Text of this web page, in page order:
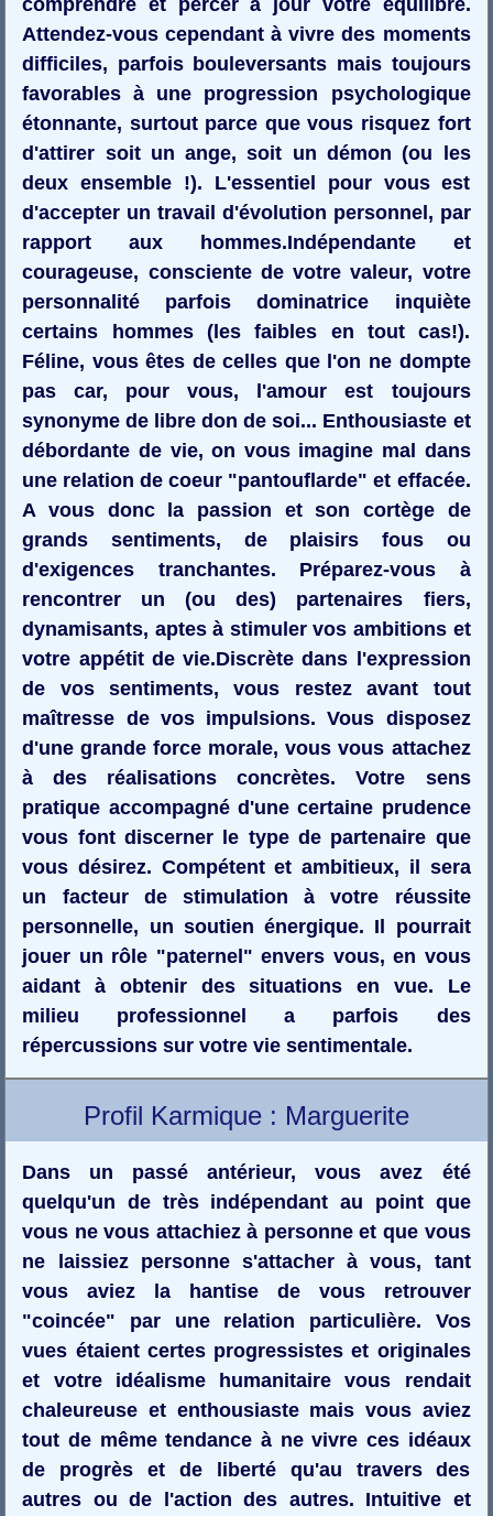
Attendez-vous cependant à vivre des moments
difficiles, parfois bouleversants mais toujours
favorables à une progression psychologique
étonnante, surtout parce que vous risquez fort
d'attirer soit un ange, soit un démon (ou les
deux ensemble !). L'essentiel pour vous est
d'accepter un travail d'évolution personnel, par
rapport aux hommes.Indépendante et
courageuse, consciente de votre valeur, votre
personnalité parfois dominatrice inquiète
certains hommes (les faibles en tout cas!).
Féline, vous êtes de celles que l'on ne dompte
pas car, pour vous, l'amour est toujours
synonyme de libre don de soi... Enthousiaste et
débordante de vie, on vous imagine mal dans
une relation de coeur "pantouflarde" et effacée.
A vous donc la passion et son cortège de
grands sentiments, de plaisirs fous ou
d'exigences tranchantes. Préparez-vous à
rencontrer un (ou des) partenaires fiers,
dynamisants, aptes à stimuler vos ambitions et
votre appétit de vie.Discrète dans l'expression
de vos sentiments, vous restez avant tout
maîtresse de vos impulsions. Vous disposez
d'une grande force morale, vous vous attachez
à des réalisations concrètes. Votre sens
pratique accompagné d'une certaine prudence
vous font discerner le type de partenaire que
vous désirez. Compétent et ambitieux, il sera
un facteur de stimulation à votre réussite
personnelle, un soutien énergique. Il pourrait
jouer un rôle "paternel" envers vous, en vous
aidant à obtenir des situations en vue. Le
milieu professionnel a parfois des
répercussions sur votre vie sentimentale.
Profil Karmique : Marguerite
Dans un passé antérieur, vous avez été
quelqu'un de très indépendant au point que
vous ne vous attachiez à personne et que vous
ne laissiez personne s'attacher à vous, tant
vous aviez la hantise de vous retrouver
"coincée" par une relation particulière. Vos
vues étaient certes progressistes et originales
et votre idéalisme humanitaire vous rendait
chaleureuse et enthousiaste mais vous aviez
tout de même tendance à ne vivre ces idéaux
de progrès et de liberté qu'au travers des
autres ou de l'action des autres. Intuitive et